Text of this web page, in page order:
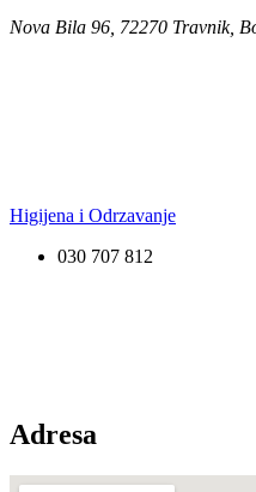
Nova Bila 96, 72270 Travnik,
Higijena i Odrzavanje
030 707 812
Adresa